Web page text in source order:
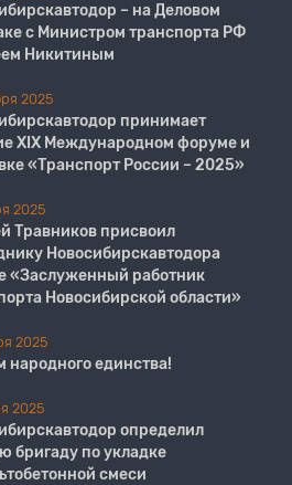
– на Деловом
с Министром транспорта РФ
Никитиным
2025
принимает
XIX Международном форуме и
«Транспорт России – 2025»
2025
Травников присвоил
Новосибирскавтодора
«Заслуженный работник
Новосибирской области»
2025
народного единства!
2025
определил
бригаду по укладке
смеси